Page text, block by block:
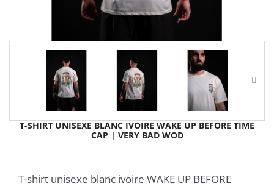
T-SHIRT UNISEXE BLANC IVOIRE WAKE UP BEFORE TIME
CAP | VERY BAD WOD
T-shirt unisexe blanc ivoire WAKE UP BEFORE